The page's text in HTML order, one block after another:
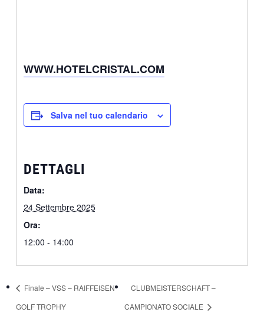
WWW.HOTELCRISTAL.COM
Salva nel tuo calendario
DETTAGLI
Data:
24 Settembre 2025
Ora:
12:00 - 14:00
Finale – VSS – RAIFFEISEN
GOLF TROPHY
CLUBMEISTERSCHAFT –
CAMPIONATO SOCIALE